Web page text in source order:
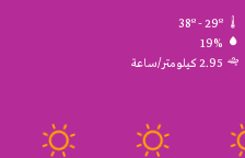
38º - 29º
19%
2.95 كيلومتر/ساعة